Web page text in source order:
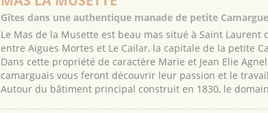
Gîtes dans une authentique manade de petite Camargue
Le Mas de la Musette est beau mas situé à Saint Laurent
entre Aigues Mortes et Le Cailar, la capitale de la petite
Dans cette propriété de caractère Marie et Jean Elie
camarguais vous feront découvrir leur passion et le
Autour du bâtiment principal construit en 1830, le